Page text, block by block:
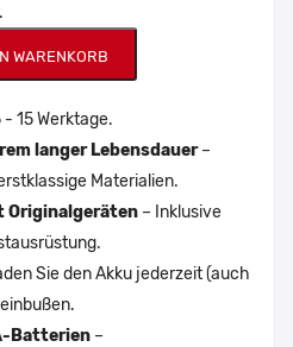
WARENKORB
- 15 Werktage.
langer Lebensdauer–
Materialien.
Originalgeräten – Inklusive
Sie den Akku jederzeit (auch
Batterien –